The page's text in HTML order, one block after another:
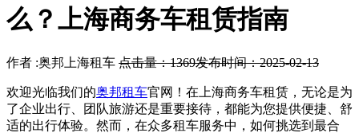
么？上海商务车租赁指南
作者 :奥邦上海租车 点击量：1369发布时间：2025-02-13
欢迎光临我们的奥邦租车官网！在上海商务车租赁，无论是为
了企业出行、团队旅游还是重要接待，都能为您提供便捷、舒
适的出行体验。然而，在众多租车服务中，如何挑选到最合